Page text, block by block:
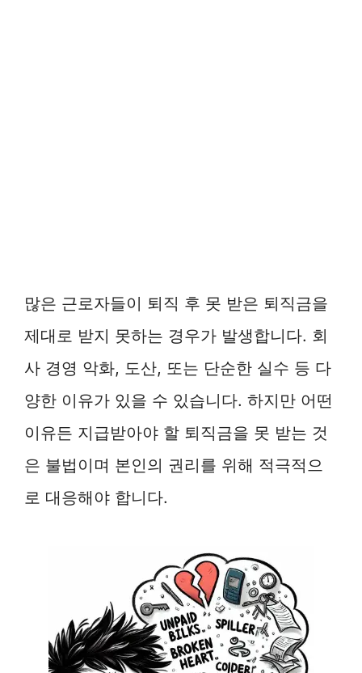
많은 근로자들이 퇴직 후 못 받은 퇴직금을
제대로 받지 못하는 경우가 발생합니다. 회
사 경영 악화, 도산, 또는 단순한 실수 등 다
양한 이유가 있을 수 있습니다. 하지만 어떤
이유든 지급받아야 할 퇴직금을 못 받는 것
은 불법이며 본인의 권리를 위해 적극적으
로 대응해야 합니다.